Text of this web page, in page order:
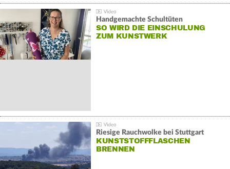
Handgemachte Schultüten
SO WIRD DIE EINSCHULUNG
ZUM KUNSTWERK
Riesige Rauchwolke bei Stuttgart
KUNSTSTOFFFLASCHEN
BRENNEN